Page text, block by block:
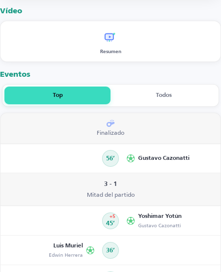
Vídeo
Resumen
Eventos
Top Todos
Finalizado
56’ Gustavo Cazonatti
3 - 1
Mitad del partido
45’
+5 Yoshimar Yotún
Gustavo Cazonatti
Luis Muriel
Edwin Herrera 36’